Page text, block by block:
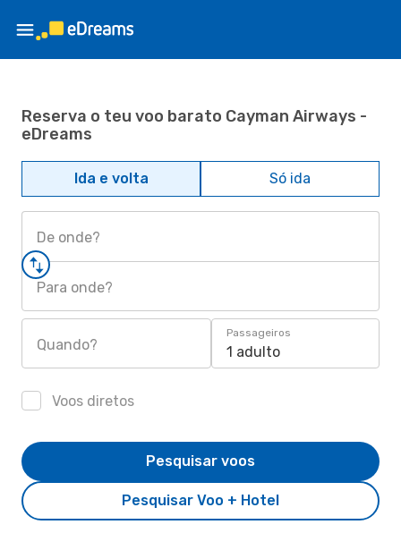
Reserva o teu voo barato Cayman Airways -
eDreams
Ida e volta Só ida
De onde?
Para onde?
Quando?
Passageiros
1 adulto
Voos diretos
Pesquisar Voo + Hotel
Pesquisar voos